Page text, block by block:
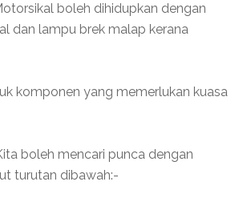
boleh dihidupkan dengan
dan lampu brek malap kerana
komponen yang memerlukan kuasa
boleh mencari punca dengan
turutan dibawah:-